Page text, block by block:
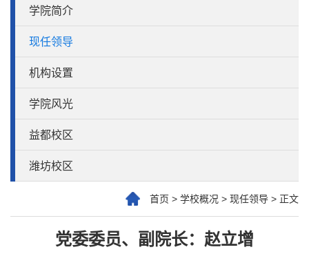
学院简介
现任领导
机构设置
学院风光
益都校区
潍坊校区
首页 > 学校概况 > 现任领导 > 正文
党委委员、副院长：赵立增